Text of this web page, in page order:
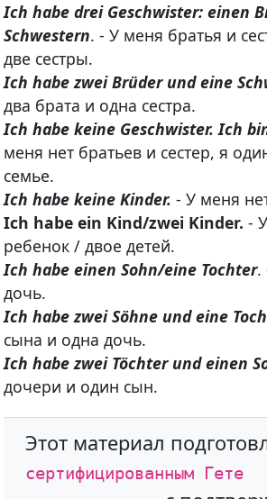
Ich habe drei Geschwister: einen
Schwestern. - У меня братья и
две сестры.
Ich habe zwei Brüder und eine
два брата и одна сестра.
Ich habe keine Geschwister. Ich
меня нет братьев и сестер, я
семье.
Ich habe keine Kinder. - У меня
Ich habe ein Kind/zwei Kinder. -
ребенок / двое детей.
Ich habe einen Sohn/eine Tochter.
дочь.
Ich habe zwei Söhne und eine
сына и одна дочь.
Ich habe zwei Töchter und einen
дочери и один сын.
Этот материал
сертифицированным Гете